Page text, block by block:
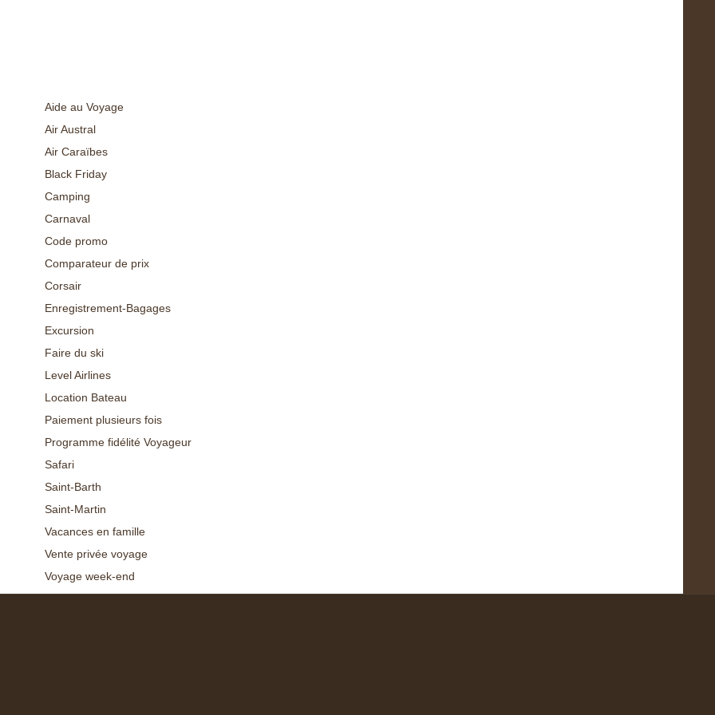
Aide au Voyage
Air Austral
Air Caraïbes
Black Friday
Camping
Carnaval
Code promo
Comparateur de prix
Corsair
Enregistrement-Bagages
Excursion
Faire du ski
Level Airlines
Location Bateau
Paiement plusieurs fois
Programme fidélité Voyageur
Safari
Saint-Barth
Saint-Martin
Vacances en famille
Vente privée voyage
Voyage week-end